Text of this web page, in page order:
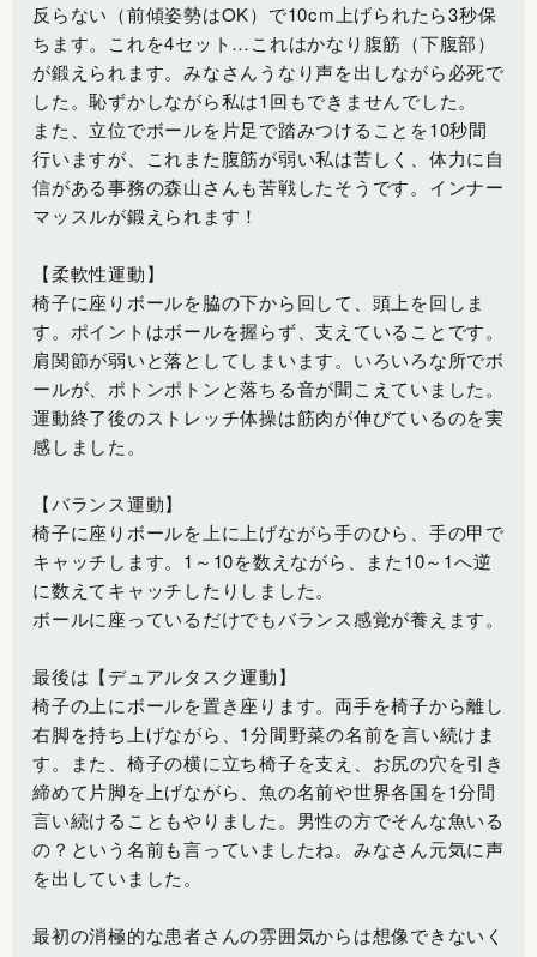
反らない（前傾姿勢はOK）で10cm上げられたら3秒保
ちます。これを4セット…これはかなり腹筋（下腹部）
が鍛えられます。みなさんうなり声を出しながら必死で
した。恥ずかしながら私は1回もできませんでした。
また、立位でボールを片足で踏みつけることを10秒間
行いますが、これまた腹筋が弱い私は苦しく、体力に自
信がある事務の森山さんも苦戦したそうです。インナー
マッスルが鍛えられます！
【柔軟性運動】
椅子に座りボールを脇の下から回して、頭上を回しま
す。ポイントはボールを握らず、支えていることです。
肩関節が弱いと落としてしまいます。いろいろな所でボ
ールが、ポトンポトンと落ちる音が聞こえていました。
運動終了後のストレッチ体操は筋肉が伸びているのを実
感しました。
【バランス運動】
椅子に座りボールを上に上げながら手のひら、手の甲で
キャッチします。1～10を数えながら、また10～1へ逆
に数えてキャッチしたりしました。
ボールに座っているだけでもバランス感覚が養えます。
最後は【デュアルタスク運動】
椅子の上にボールを置き座ります。両手を椅子から離し
右脚を持ち上げながら、1分間野菜の名前を言い続けま
す。また、椅子の横に立ち椅子を支え、お尻の穴を引き
締めて片脚を上げながら、魚の名前や世界各国を1分間
言い続けることもやりました。男性の方でそんな魚いる
の？という名前も言っていましたね。みなさん元気に声
を出していました。
最初の消極的な患者さんの雰囲気からは想像できないく